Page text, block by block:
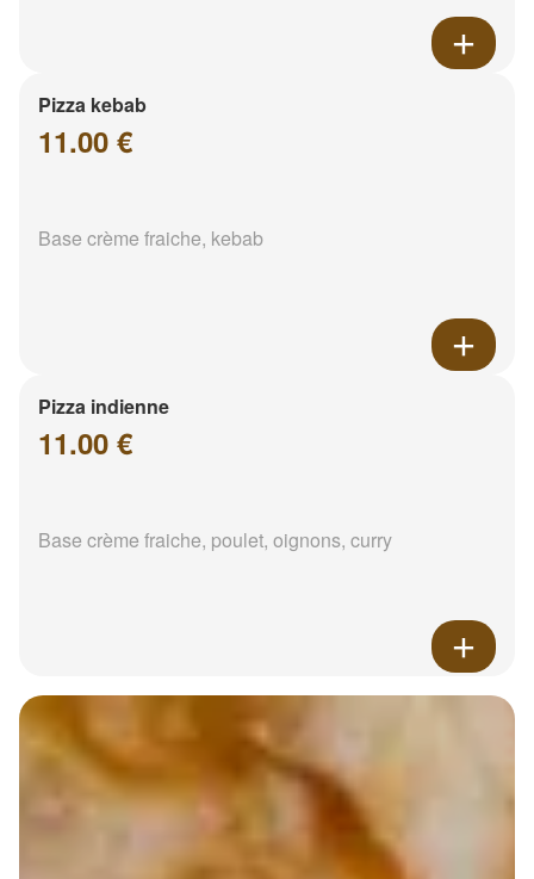
Pizza kebab
11.00 €
Base crème fraiche, kebab
Pizza indienne
11.00 €
Base crème fraiche, poulet, oignons, curry